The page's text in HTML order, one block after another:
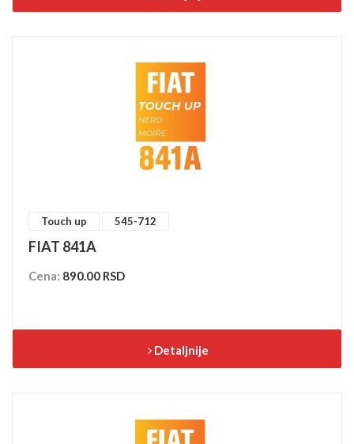
Touch up 545-712
FIAT 841A
Cena: 890.00 RSD
Detaljnije